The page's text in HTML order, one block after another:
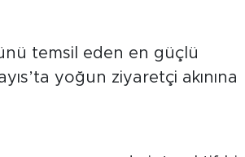
temsil eden en güçlü
yoğun ziyaretçi akınına